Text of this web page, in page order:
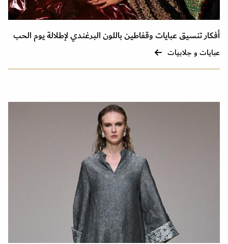
أفكار تنسيق عبايات وقفاطين باللون البرغندي لإطلالة يوم الحب
عبايات و جلابيات